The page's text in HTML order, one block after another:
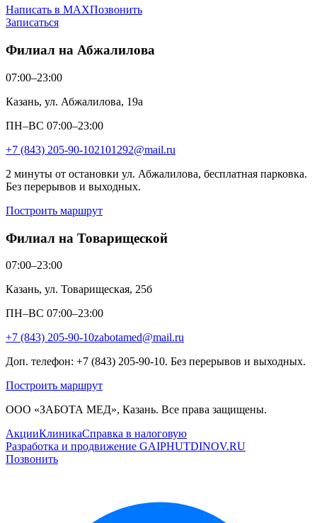
Написать в MAXПозвонить
Записаться
Филиал на Абжалилова
07:00–23:00
Казань, ул. Абжалилова, 19а
ПН–ВС 07:00–23:00
+7 (843) 205-90-102101292@mail.ru
2 минуты от остановки ул. Абжалилова, бесплатная парковка.
Без перерывов и выходных.
Построить маршрут
Филиал на Товарищеской
07:00–23:00
Казань, ул. Товарищеская, 25б
ПН–ВС 07:00–23:00
+7 (843) 205-90-10zabotamed@mail.ru
Доп. телефон: +7 (843) 205-90-10. Без перерывов и выходных.
Построить маршрут
ООО «ЗАБОТА МЕД», Казань. Все права защищены.
АкцииКлиникаСправка в налоговую
Разработка и продвижение GAIPHUTDINOV.RU
Позвонить